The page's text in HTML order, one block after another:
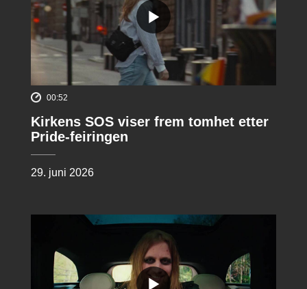
00:52
Kirkens SOS viser frem tomhet etter
Pride-feiringen
29. juni 2026